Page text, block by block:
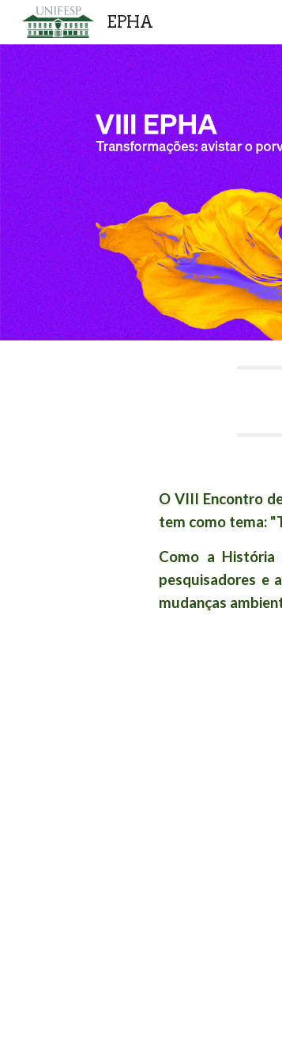
EPHA
O VIII Encontro
tem como tema:
Como a História
pesquisadores e
mudanças